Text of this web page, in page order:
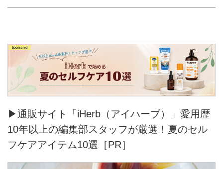
▶通販サイト「iHerb（アイハーブ）」愛用歴
10年以上の編集部スタッフが厳選！夏のセル
フケアアイテム10選［PR］